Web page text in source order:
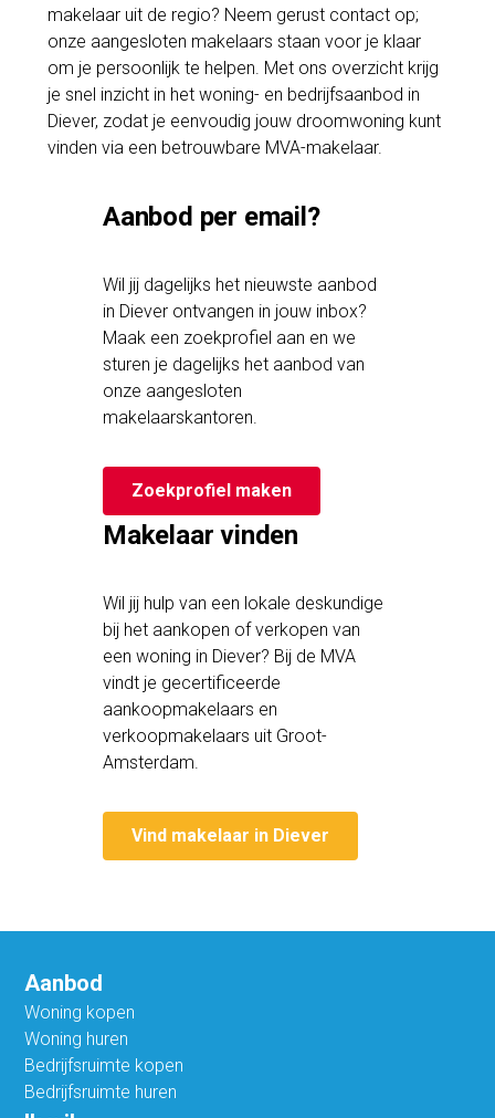
makelaar uit de regio? Neem gerust contact op;
onze aangesloten makelaars staan voor je klaar
om je persoonlijk te helpen. Met ons overzicht krijg
je snel inzicht in het woning- en bedrijfsaanbod in
Diever, zodat je eenvoudig jouw droomwoning kunt
vinden via een betrouwbare MVA-makelaar.
Aanbod per email?
Wil jij dagelijks het nieuwste aanbod
in Diever ontvangen in jouw inbox?
Maak een zoekprofiel aan en we
sturen je dagelijks het aanbod van
onze aangesloten
makelaarskantoren.
Zoekprofiel maken
Makelaar vinden
Wil jij hulp van een lokale deskundige
bij het aankopen of verkopen van
een woning in Diever? Bij de MVA
vindt je gecertificeerde
aankoopmakelaars en
verkoopmakelaars uit Groot-
Amsterdam.
Vind makelaar in Diever
Aanbod
Woning kopen
Woning huren
Bedrijfsruimte kopen
Bedrijfsruimte huren